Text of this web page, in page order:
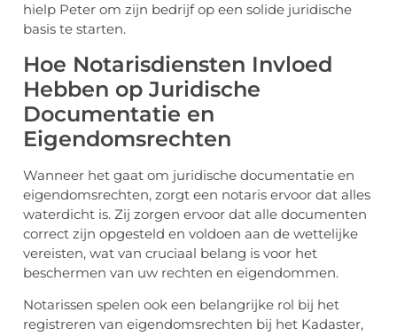
hielp Peter om zijn bedrijf op een solide juridische
basis te starten.
Hoe Notarisdiensten Invloed
Hebben op Juridische
Documentatie en
Eigendomsrechten
Wanneer het gaat om juridische documentatie en
eigendomsrechten, zorgt een notaris ervoor dat alles
waterdicht is. Zij zorgen ervoor dat alle documenten
correct zijn opgesteld en voldoen aan de wettelijke
vereisten, wat van cruciaal belang is voor het
beschermen van uw rechten en eigendommen.
Notarissen spelen ook een belangrijke rol bij het
registreren van eigendomsrechten bij het Kadaster,